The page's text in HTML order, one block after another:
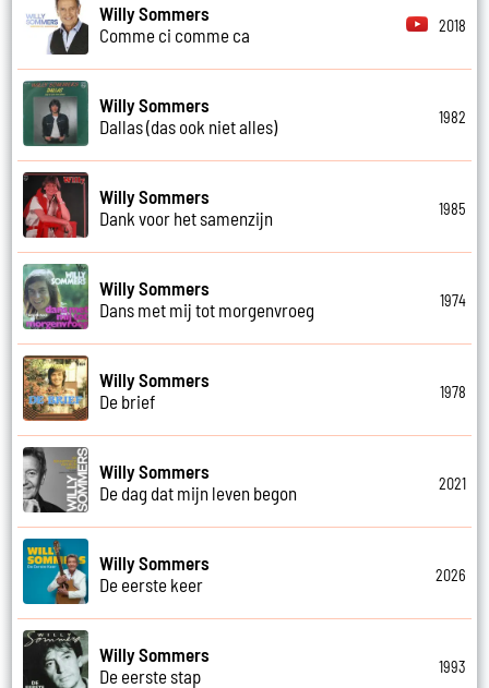
Willy Sommers
Comme ci comme ca
2018
Willy Sommers
Dallas (das ook niet alles)
1982
Willy Sommers
Dank voor het samenzijn
1985
Willy Sommers
Dans met mij tot morgenvroeg
1974
Willy Sommers
De brief
1978
Willy Sommers
De dag dat mijn leven begon
2021
Willy Sommers
De eerste keer
2026
Willy Sommers
De eerste stap
1993